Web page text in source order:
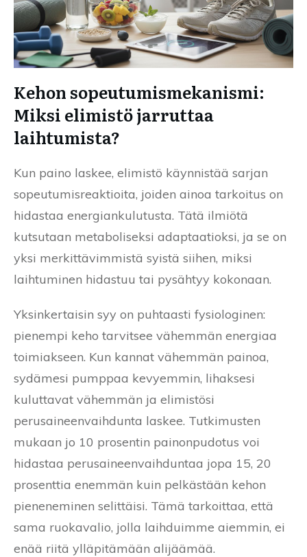
Kehon sopeutumismekanismi:
Miksi elimistö jarruttaa
laihtumista?
Kun paino laskee, elimistö käynnistää sarjan
sopeutumisreaktioita, joiden ainoa tarkoitus on
hidastaa energiankulutusta. Tätä ilmiötä
kutsutaan metaboliseksi adaptaatioksi, ja se on
yksi merkittävimmistä syistä siihen, miksi
laihtuminen hidastuu tai pysähtyy kokonaan.
Yksinkertaisin syy on puhtaasti fysiologinen:
pienempi keho tarvitsee vähemmän energiaa
toimiakseen. Kun kannat vähemmän painoa,
sydämesi pumppaa kevyemmin, lihaksesi
kuluttavat vähemmän ja elimistösi
perusaineenvaihdunta laskee. Tutkimusten
mukaan jo 10 prosentin painonpudotus voi
hidastaa perusaineenvaihduntaa jopa 15, 20
prosenttia enemmän kuin pelkästään kehon
pieneneminen selittäisi. Tämä tarkoittaa, että
sama ruokavalio, jolla laihduimme aiemmin, ei
enää riitä ylläpitämään alijäämää.